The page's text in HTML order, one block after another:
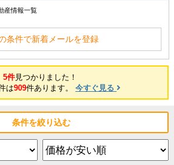
産情報一覧
条件で新着メールを登録
5件見つかりました！
は909件あります。 今すぐ見る
条件を絞り込む